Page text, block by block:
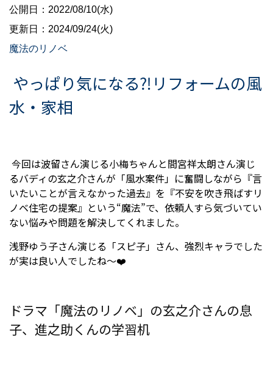
公開日：2022/08/10(水)
更新日：2024/09/24(火)
魔法のリノベ
やっぱり気になる⁈リフォームの風
水・家相
今回は波留さん演じる小梅ちゃんと間宮祥太朗さん演じ
るバディの玄之介さんが「風水案件」に奮闘しながら『言
いたいことが言えなかった過去』を『不安を吹き飛ばすリ
ノベ住宅の提案』という“魔法”で、依頼人すら気づいてい
ない悩みや問題を解決してくれました。
浅野ゆう子さん演じる「スピ子」さん、強烈キャラでした
が実は良い人でしたね～❤️
ドラマ「魔法のリノベ」の玄之介さんの息
子、進之助くんの学習机